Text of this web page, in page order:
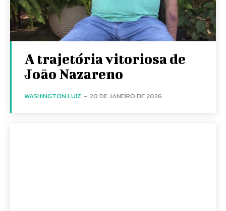
A trajetória vitoriosa de
João Nazareno
WASHINGTON LUIZ - 20 DE JANEIRO DE 2026